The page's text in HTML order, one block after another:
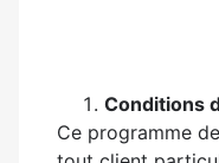
Conditions
Ce programme